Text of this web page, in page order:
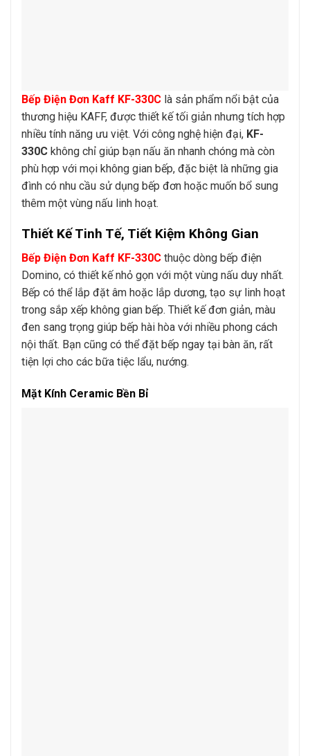
Bếp Điện Đơn Kaff KF-330C là sản phẩm nổi bật của
thương hiệu KAFF, được thiết kế tối giản nhưng tích hợp
nhiều tính năng ưu việt. Với công nghệ hiện đại, KF-
330C không chỉ giúp bạn nấu ăn nhanh chóng mà còn
phù hợp với mọi không gian bếp, đặc biệt là những gia
đình có nhu cầu sử dụng bếp đơn hoặc muốn bổ sung
thêm một vùng nấu linh hoạt.
Thiết Kế Tinh Tế, Tiết Kiệm Không Gian
Bếp Điện Đơn Kaff KF-330C thuộc dòng bếp điện
Domino, có thiết kế nhỏ gọn với một vùng nấu duy nhất.
Bếp có thể lắp đặt âm hoặc lắp dương, tạo sự linh hoạt
trong sắp xếp không gian bếp. Thiết kế đơn giản, màu
đen sang trọng giúp bếp hài hòa với nhiều phong cách
nội thất. Bạn cũng có thể đặt bếp ngay tại bàn ăn, rất
tiện lợi cho các bữa tiệc lẩu, nướng.
Mặt Kính Ceramic Bền Bỉ